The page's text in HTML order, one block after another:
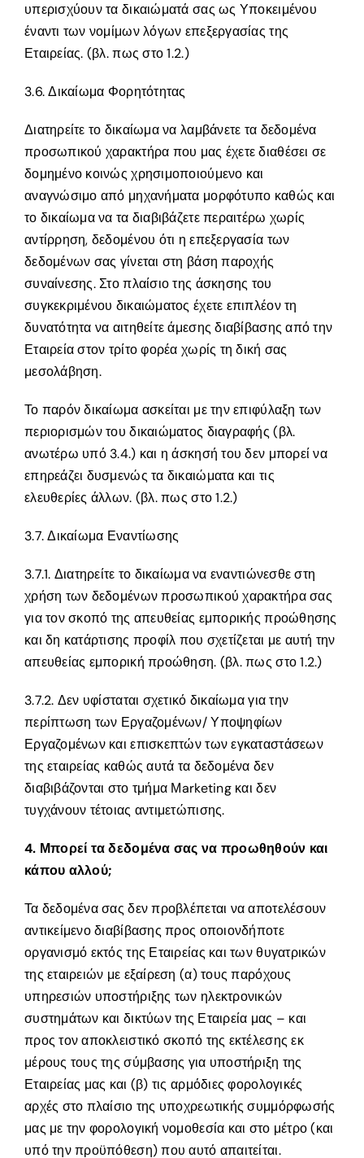
υπερισχύουν τα δικαιώματά σας ως Υποκειμένου
έναντι των νομίμων λόγων επεξεργασίας της
Εταιρείας. (βλ. πως στο 1.2.)
3.6. Δικαίωμα Φορητότητας
Διατηρείτε το δικαίωμα να λαμβάνετε τα δεδομένα
προσωπικού χαρακτήρα που μας έχετε διαθέσει σε
δομημένο κοινώς χρησιμοποιούμενο και
αναγνώσιμο από μηχανήματα μορφότυπο καθώς και
το δικαίωμα να τα διαβιβάζετε περαιτέρω χωρίς
αντίρρηση, δεδομένου ότι η επεξεργασία των
δεδομένων σας γίνεται στη βάση παροχής
συναίνεσης. Στο πλαίσιο της άσκησης του
συγκεκριμένου δικαιώματος έχετε επιπλέον τη
δυνατότητα να αιτηθείτε άμεσης διαβίβασης από την
Εταιρεία στον τρίτο φορέα χωρίς τη δική σας
μεσολάβηση.
Το παρόν δικαίωμα ασκείται με την επιφύλαξη των
περιορισμών του δικαιώματος διαγραφής (βλ.
ανωτέρω υπό 3.4.) και η άσκησή του δεν μπορεί να
επηρεάζει δυσμενώς τα δικαιώματα και τις
ελευθερίες άλλων. (βλ. πως στο 1.2.)
3.7. Δικαίωμα Εναντίωσης
3.7.1. Διατηρείτε το δικαίωμα να εναντιώνεσθε στη
χρήση των δεδομένων προσωπικού χαρακτήρα σας
για τον σκοπό της απευθείας εμπορικής προώθησης
και δη κατάρτισης προφίλ που σχετίζεται με αυτή την
απευθείας εμπορική προώθηση. (βλ. πως στο 1.2.)
3.7.2. Δεν υφίσταται σχετικό δικαίωμα για την
περίπτωση των Εργαζομένων/ Υποψηφίων
Εργαζομένων και επισκεπτών των εγκαταστάσεων
της εταιρείας καθώς αυτά τα δεδομένα δεν
διαβιβάζονται στο τμήμα Μarketing και δεν
τυγχάνουν τέτοιας αντιμετώπισης.
4. Μπορεί τα δεδομένα σας να προωθηθούν και
κάπου αλλού;
Τα δεδομένα σας δεν προβλέπεται να αποτελέσουν
αντικείμενο διαβίβασης προς οποιονδήποτε
οργανισμό εκτός της Εταιρείας και των θυγατρικών
της εταιρειών με εξαίρεση (α) τους παρόχους
υπηρεσιών υποστήριξης των ηλεκτρονικών
συστημάτων και δικτύων της Εταιρεία μας – και
προς τον αποκλειστικό σκοπό της εκτέλεσης εκ
μέρους τους της σύμβασης για υποστήριξη της
Εταιρείας μας και (β) τις αρμόδιες φορολογικές
αρχές στο πλαίσιο της υποχρεωτικής συμμόρφωσής
μας με την φορολογική νομοθεσία και στο μέτρο (και
υπό την προϋπόθεση) που αυτό απαιτείται.